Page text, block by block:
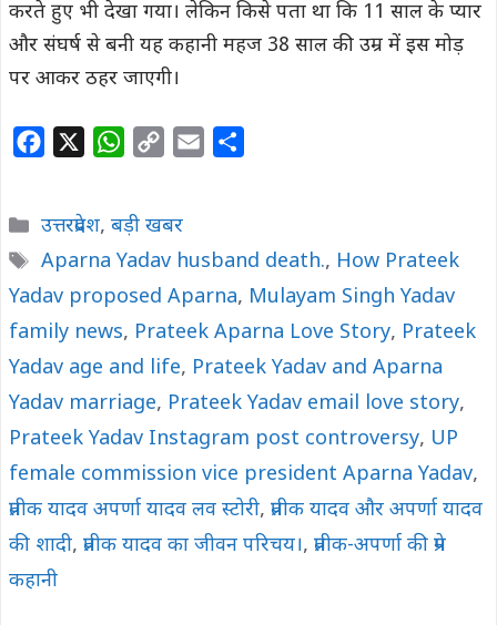
करते हुए भी देखा गया। लेकिन किसे पता था कि 11 साल के प्यार
और संघर्ष से बनी यह कहानी महज 38 साल की उम्र में इस मोड़
पर आकर ठहर जाएगी।
e
b
o
o
k
W
t
s
A
p
y
L
i
n
k
l
e
Categories
उत्तरप्रदेश, बड़ी खबर
Tags
Aparna Yadav husband death., How Prateek
Yadav proposed Aparna, Mulayam Singh Yadav
family news, Prateek Aparna Love Story, Prateek
Yadav age and life, Prateek Yadav and Aparna
Yadav marriage, Prateek Yadav email love story,
Prateek Yadav Instagram post controversy, UP
female commission vice president Aparna Yadav,
प्रतीक यादव अपर्णा यादव लव स्टोरी, प्रतीक यादव और अपर्णा यादव
की शादी, प्रतीक यादव का जीवन परिचय।, प्रतीक-अपर्णा की प्रेम
कहानी